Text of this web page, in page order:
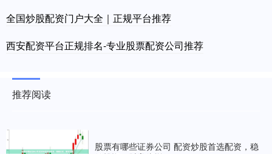
全国炒股配资门户大全｜正规平台推荐
西安配资平台正规排名-专业股票配资公司推荐
推荐阅读
股票有哪些证券公司 配资炒股首选配资，稳